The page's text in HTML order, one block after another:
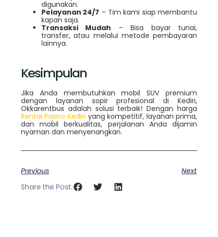
digunakan.
Pelayanan 24/7 – Tim kami siap membantu
kapan saja.
Transaksi Mudah – Bisa bayar tunai,
transfer, atau melalui metode pembayaran
lainnya.
Kesimpulan
Jika Anda membutuhkan mobil SUV premium
dengan layanan sopir profesional di Kediri,
Okkarentbus adalah solusi terbaik! Dengan harga
Rental Pajero Kediri yang kompetitif, layanan prima,
dan mobil berkualitas, perjalanan Anda dijamin
nyaman dan menyenangkan.
Previous
Next
Share the Post: